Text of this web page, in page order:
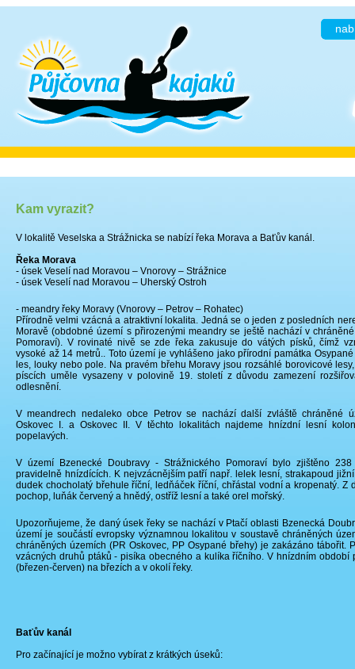
Kam vyrazit?
V lokalitě Veselska a Strážnicka se nabízí řeka Morava a Baťův kanál.
Řeka Morava
- úsek Veselí nad Moravou – Vnorovy – Strážnice
- úsek Veselí nad Moravou – Uherský Ostroh
- meandry řeky Moravy (Vnorovy – Petrov – Rohatec)
Přírodně velmi vzácná a atraktivní lokalita. Jedná se o jeden z posledních
Moravě (obdobné území s přirozenými meandry se ještě nachází v
Pomoraví). V rovinaté nivě se zde řeka zakusuje do vátých písků, čímž
vysoké až 14 metrů.. Toto území je vyhlášeno jako přírodní památka
les, louky nebo pole. Na pravém břehu Moravy jsou rozsáhlé borovicové
píscích uměle vysazeny v polovině 19. století z důvodu zamezení
odlesnění.
V meandrech nedaleko obce Petrov se nachází další zvláště chráněné
Oskovec I. a Oskovec II. V těchto lokalitách najdeme hnízdní lesní
popelavých.
V území Bzenecké Doubravy - Strážnického Pomoraví bylo zjištěno
pravidelně hnízdících. K nejvzácnějším patří např. lelek lesní, strakapoud
dudek chocholatý břehule říční, ledňáček říční, chřástal vodní a kropenatý. Z
pochop, luňák červený a hnědý, ostříž lesní a také orel mořský.
Upozorňujeme, že daný úsek řeky se nachází v Ptačí oblasti Bzenecká
území je součástí evropsky významnou lokalitou v soustavě chráněných
chráněných územích (PR Oskovec, PP Osypané břehy) je zakázáno tábořit.
vzácných druhů ptáků - pisíka obecného a kulíka říčního. V hnízdním období
(březen-červen) na březích a v okolí řeky.
Baťův kanál
Pro začínající je možno vybírat z krátkých úseků: